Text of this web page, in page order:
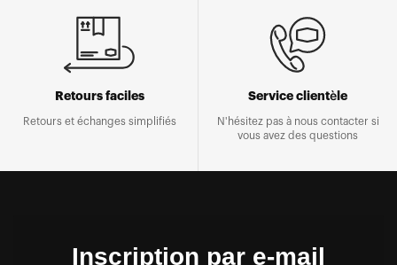
Retours faciles
Retours et échanges simplifiés
Service clientèle
N'hésitez pas à nous contacter si
vous avez des questions
Inscription par e-mail